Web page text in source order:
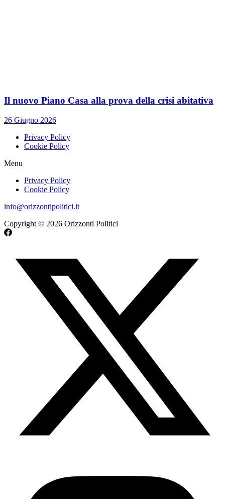
Il nuovo Piano Casa alla prova della crisi abitativa
26 Giugno 2026
Privacy Policy
Cookie Policy
Menu
Privacy Policy
Cookie Policy
info@orizzontipolitici.it
Copyright © 2026 Orizzonti Politici